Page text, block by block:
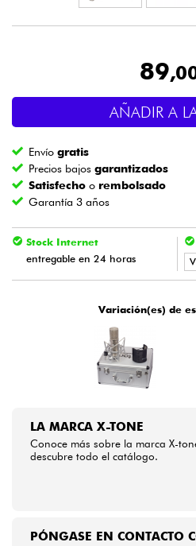
Sistemas de Sonido
Batería y percusión
Vientos
Violines y cuarteto
Cables & Acces.
Ver nuestras
89
AÑADIR A
Envíogratis
Precios bajosgarantizados
Satisfecho o rembolsado
Garantía 3 años
Stock Internet
entregable en 24 horas
•
Variación(es) de
LA MARCA X-TONE
Conoce más sobre la marca X-
descubre todo el catálogo.
PÓNGASE EN CONTACTO